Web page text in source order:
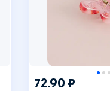
72.90 ₽